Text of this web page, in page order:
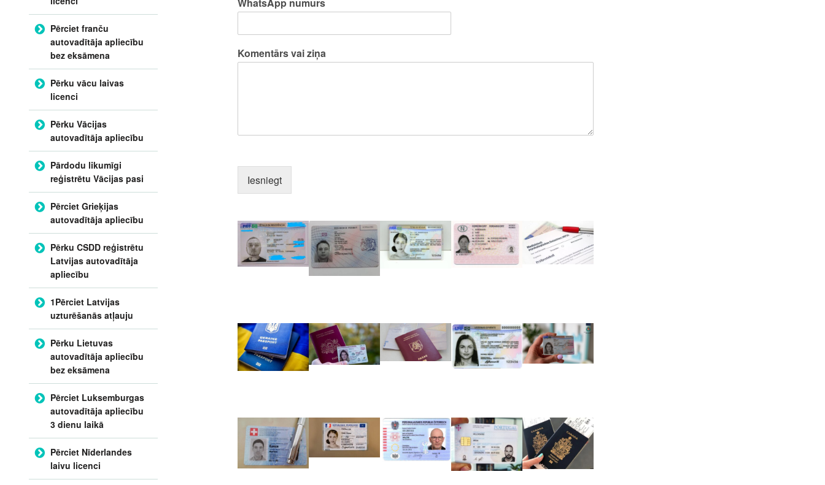
WhatsApp numurs
Komentārs vai ziņa
Iesniegt
Pērciet franču
autovadītāja apliecību
bez eksāmena
Pērku vācu laivas
licenci
Pērku Vācijas
autovadītāja apliecību
Pārdodu likumīgi
reģistrētu Vācijas pasi
Pērciet Grieķijas
autovadītāja apliecību
Pērku CSDD reģistrētu
Latvijas autovadītāja
apliecību
1Pērciet Latvijas
uzturēšanās atļauju
Pērku Lietuvas
autovadītāja apliecību
bez eksāmena
Pērciet Luksemburgas
autovadītāja apliecību
3 dienu laikā
Pērciet Nīderlandes
laivu licenci